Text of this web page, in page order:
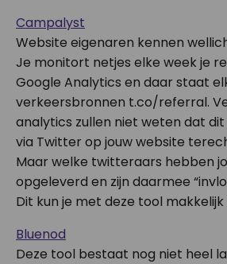
Campalyst
Website eigenaren kennen
Je monitort netjes elke week je
Google Analytics en daar staat
verkeersbronnen t.co/referral.
analytics zullen niet weten dat dit
via Twitter op jouw website
Maar welke twitteraars hebben
opgeleverd en zijn daarmee
Dit kun je met deze tool
Bluenod
Deze tool bestaat nog niet heel